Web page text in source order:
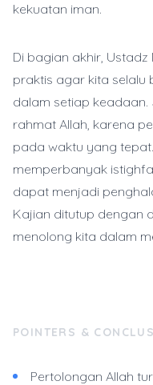
kekuatan iman.
Di bagian akhir,
praktis agar kita selalu
dalam setiap
rahmat Allah, karena
pada waktu yang
memperbanyak
dapat menjadi
Kajian ditutup dengan
menolong kita dalam
POINTERS &
Pertolongan Allah